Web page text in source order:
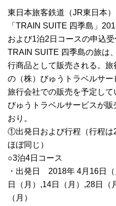
東日本旅客鉄道（JR東日本
「TRAIN SUITE 四季島」
および1泊2日コースの申込受
TRAIN SUITE 四季島の旅は
行商品として販売される。
の（株）びゅうトラベルサ
旅行会社での販売を予定して
びゅうトラベルサービスが
おり。
①出発日および行程（行程は
ほぼ同じ）
○3泊4日コース
・出発日 2018年 4月16日
日（月）,14日（月）,28日（
（月）